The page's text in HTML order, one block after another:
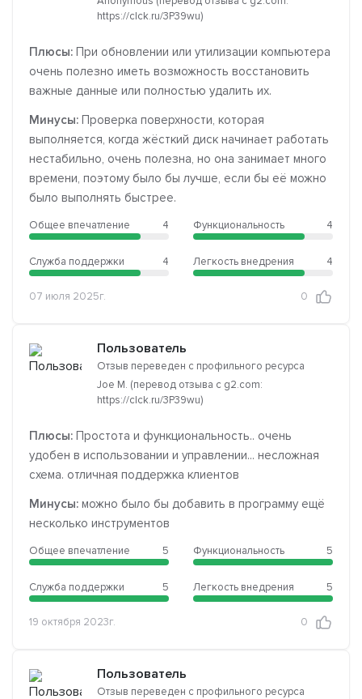
https://clck.ru/3P39wu)
Плюсы: При обновлении или утилизации компьютера
очень полезно иметь возможность восстановить
важные данные или полностью удалить их.
Минусы: Проверка поверхности, которая
выполняется, когда жёсткий диск начинает работать
нестабильно, очень полезна, но она занимает много
времени, поэтому было бы лучше, если бы её можно
было выполнять быстрее.
Общее впечатление 4
Служба поддержки 4
Функциональность 4
Легкость внедрения 4
07 июля 2025г. 0
Пользователь
Отзыв переведен с профильного ресурса
Joe M. (перевод отзыва с g2.com:
https://clck.ru/3P39wu)
Плюсы: Простота и функциональность.. очень
удобен в использовании и управлении... несложная
схема. отличная поддержка клиентов
Минусы: можно было бы добавить в программу ещё
несколько инструментов
Общее впечатление 5
Служба поддержки 5
Функциональность 5
Легкость внедрения 5
19 октября 2023г. 0
Пользователь
Отзыв переведен с профильного ресурса